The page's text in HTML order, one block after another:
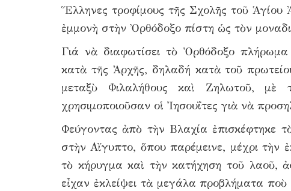
Ἕλληνες τροφίμους τῆς Σχολῆς τοῦ
ἐμμονὴ στὴν Ὀρθόδοξο πίστη ὡς τὸν
Γιά νὰ διαφωτίσει τὸ Ὀρθόδοξο
κατὰ τῆς Ἀρχῆς, δηλαδή κατὰ τοῦ
μεταξὺ Φιλαλήθους καὶ Ζηλωτοῦ, μὲ
χρησιμοποιοῦσαν οἱ Ἰησουΐτες γιὰ νὰ
Φεύγοντας ἀπὸ τὴν Βλαχία ἐπισκέφτηκε
στὴν Αἴγυπτο, ὅπου παρέμεινε, μέχρι τὴν
τὸ κήρυγμα καὶ τὴν κατήχηση τοῦ λαοῦ,
εἶχαν ἐκλείψει τὰ μεγάλα προβλήματα